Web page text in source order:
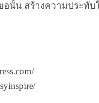
นั้น สร้างความประทับ